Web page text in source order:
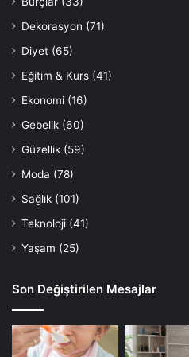
Dekorasyon (71)
Diyet (65)
Eğitim & Kurs (41)
Ekonomi (16)
Gebelik (60)
Güzellik (59)
Moda (78)
Sağlık (101)
Teknoloji (41)
Yaşam (25)
Son Değiştirilen Mesajlar